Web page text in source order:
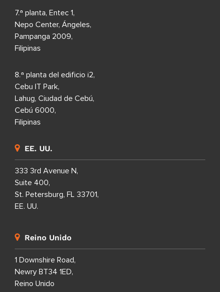
7.ª planta, Entec 1,
Nepo Center, Ángeles,
Pampanga 2009,
Filipinas
8.ª planta del edificio i2,
Cebu IT Park,
Lahug, Ciudad de Cebú,
Cebú 6000,
Filipinas
EE. UU.
333 3rd Avenue N,
Suite 400,
St. Petersburg, FL 33701,
EE. UU.
Reino Unido
1 Downshire Road,
Newry BT34 1ED,
Reino Unido